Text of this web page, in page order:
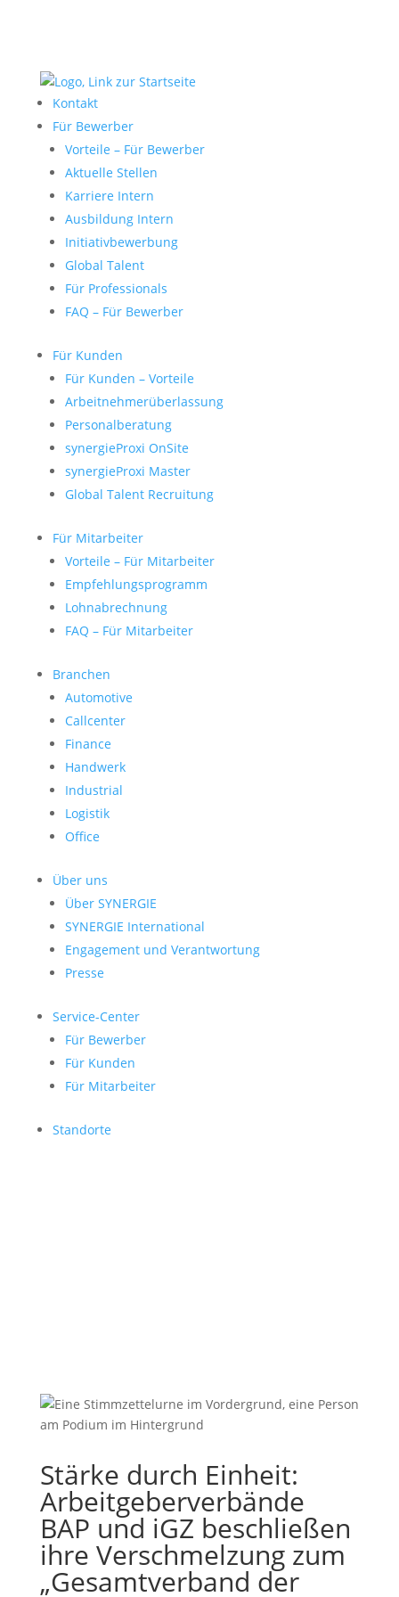
Kontakt
Für Bewerber
Vorteile – Für Bewerber
Aktuelle Stellen
Karriere Intern
Ausbildung Intern
Initiativbewerbung
Global Talent
Für Professionals
FAQ – Für Bewerber
Für Kunden
Für Kunden – Vorteile
Arbeitnehmerüberlassung
Personalberatung
synergieProxi OnSite
synergieProxi Master
Global Talent Recruitung
Für Mitarbeiter
Vorteile – Für Mitarbeiter
Empfehlungsprogramm
Lohnabrechnung
FAQ – Für Mitarbeiter
Branchen
Automotive
Callcenter
Finance
Handwerk
Industrial
Logistik
Office
Über uns
Über SYNERGIE
SYNERGIE International
Engage­ment und Verantwor­tung
Presse
Service-Center
Für Bewerber
Für Kunden
Für Mitarbeiter
Standorte
Stärke durch Einheit:
Arbeitgeberverbände
BAP und iGZ beschließen
ihre Verschmelzung zum
„Gesamtverband der